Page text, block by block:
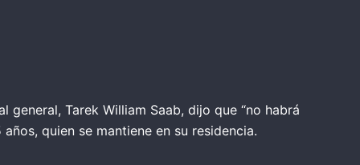
Tarek William Saab, dijo que “no habrá
quien se mantiene en su residencia.